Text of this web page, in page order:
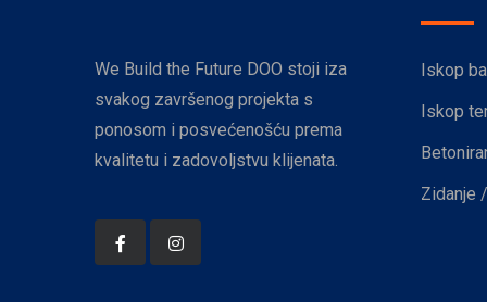
We Build the Future DOO stoji iza
svakog završenog projekta s
ponosom i posvećenošću prema
kvalitetu i zadovoljstvu klijenata.
Iskop
Iskop
Zidanje